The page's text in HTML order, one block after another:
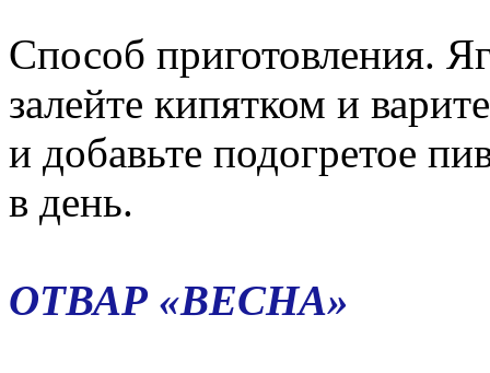
Способ приготовления.
залейте кипятком и
и добавьте подогретое
в день.
ОТВАР «ВЕСНА»